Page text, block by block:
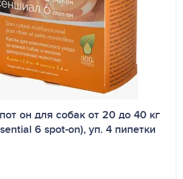
он для собак от 20 до 40 кг
6 spot-on), уп. 4 пипетки